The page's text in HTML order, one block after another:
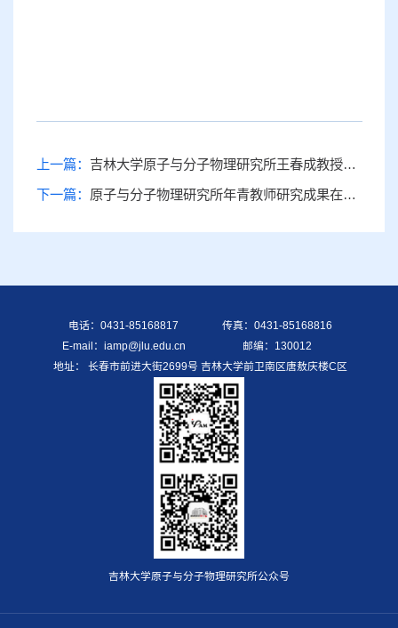
上一篇： 吉林大学原子与分子物理研究所王春成教授发现液体环境下超快反应存在相干性
下一篇： 原子与分子物理研究所年青教师研究成果在《物理评论快报》上发表
电话：0431-85168817
传真：0431-85168816
E-mail：iamp@jlu.edu.cn
邮编：130012
地址： 长春市前进大街2699号 吉林大学前卫南区唐敖庆楼C区
吉林大学原子与分子物理研究所公众号